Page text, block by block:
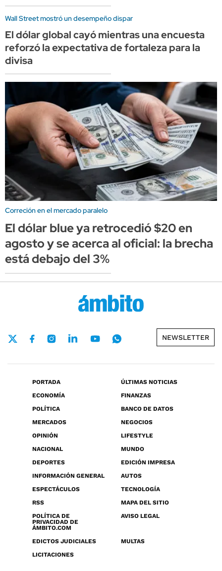
Wall Street mostró un desempeño dispar
El dólar global cayó mientras una encuesta
reforzó la expectativa de fortaleza para la
divisa
Correción en el mercado paralelo
El dólar blue ya retrocedió $20 en
agosto y se acerca al oficial: la brecha
está debajo del 3%
NEWSLETTER
PORTADA
ÚLTIMAS NOTICIAS
ECONOMÍA
FINANZAS
POLÍTICA
BANCO DE DATOS
MERCADOS
NEGOCIOS
OPINIÓN
LIFESTYLE
NACIONAL
MUNDO
DEPORTES
EDICIÓN IMPRESA
INFORMACIÓN GENERAL
AUTOS
ESPECTÁCULOS
TECNOLOGÍA
RSS
MAPA DEL SITIO
POLÍTICA DE
PRIVACIDAD DE
ÁMBITO.COM
AVISO LEGAL
EDICTOS JUDICIALES
MULTAS
LICITACIONES